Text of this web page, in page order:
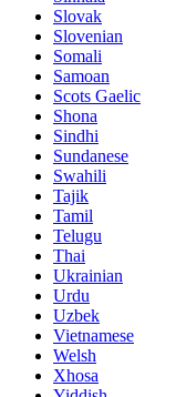
Slovak
Slovenian
Somali
Samoan
Scots Gaelic
Shona
Sindhi
Sundanese
Swahili
Tajik
Tamil
Telugu
Thai
Ukrainian
Urdu
Uzbek
Vietnamese
Welsh
Xhosa